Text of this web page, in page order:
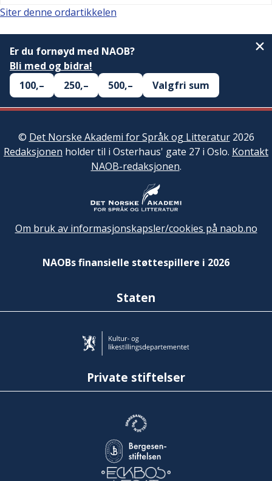
Siter denne ordartikkelen
Er du fornøyd med NAOB?
Bli med og bidra!
100,–
250,– 500,– Valgfri sum
© Det Norske Akademi for Språk og Litteratur2026
Redaksjonen holder til i Osterhaus' gate 27 i Oslo. Kontakt
NAOB-redaksjonen.
Om bruk av informasjonskapsler/cookies på naob.no
NAOBs finansielle støttespillere i 2026
Staten
Private stiftelser